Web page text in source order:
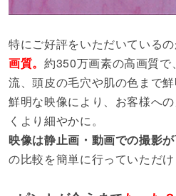
特にご好評をいただいている
画質。 約350万画素の高画質で
流、頭皮の毛穴や肌の色まで鮮
鮮明な映像により、お客様へ
くより細やかに。
映像は静止画・動画での撮影
の比較を簡単に行っていただけ